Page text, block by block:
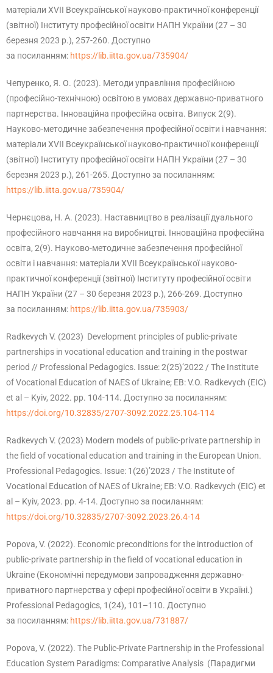
матеріали ХVІІ Всеукраїнської науково-практичної конференції
(звітної) Інституту професійної освіти НАПН України (27 – 30
березня 2023 р.), 257-260. Доступно
за посиланням: https://lib.iitta.gov.ua/735904/
Чепуренко, Я. О. (2023). Методи управління професійною
(професійно-технічною) освітою в умовах державно-приватного
партнерства. Інноваційна професійна освіта. Випуск 2(9).
Науково-методичне забезпечення професійної освіти і навчання:
матеріали ХVІІ Всеукраїнської науково-практичної конференції
(звітної) Інституту професійної освіти НАПН України (27 – 30
березня 2023 р.), 261-265. Доступно за посиланням:
https://lib.iitta.gov.ua/735904/
Чернєцова, Н. А. (2023). Наставництво в реалізації дуального
професійного навчання на виробництві. Інноваційна професійна
освіта, 2(9). Науково-методичне забезпечення професійної
освіти і навчання: матеріали ХVІІ Всеукраїнської науково-
практичної конференції (звітної) Інституту професійної освіти
НАПН України (27 – 30 березня 2023 р.), 266-269. Доступно
за посиланням: https://lib.iitta.gov.ua/735903/
Radkevych V. (2023) Development principles of public-private
partnerships in vocational education and training in the postwar
period // Professional Pedagogics. Issue: 2(25)’2022 / The Institute
of Vocational Education of NAES of Ukraine; EB: V.O. Radkevych (EIC)
et al – Kyiv, 2022. pp. 104-114. Доступно за посиланням:
https://doi.org/10.32835/2707-3092.2022.25.104-114
Radkevych V. (2023) Мodern models of public-private partnership in
the field of vocational education and training in the European Union.
Professional Pedagogics. Issue: 1(26)’2023 / The Institute of
Vocational Education of NAES of Ukraine; EB: V.O. Radkevych (EIC) et
al – Kyiv, 2023. pp. 4-14. Доступно за посиланням:
https://doi.org/10.32835/2707-3092.2023.26.4-14
Popova, V. (2022). Economic preconditions for the introduction of
public-private partnership in the field of vocational education in
Ukraine (Економічні передумови запровадження державно-
приватного партнерства у сфері професійної освіти в Україні.)
Professional Pedagogics, 1(24), 101–110. Доступно
за посиланням: https://lib.iitta.gov.ua/731887/
Popova, V. (2022). The Public-Private Partnership in the Professional
Education System Paradigms: Comparative Analysis (Парадигми